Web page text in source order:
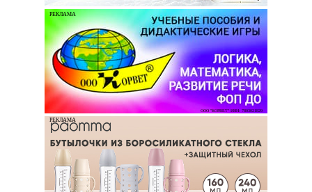
РЕКЛАМА
ООО "КОРВЕТ" ИНН: 7803021829
РЕКЛАМА